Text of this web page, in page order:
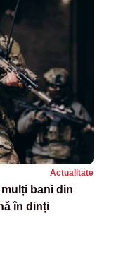
Actualitate
bani din
în dinți